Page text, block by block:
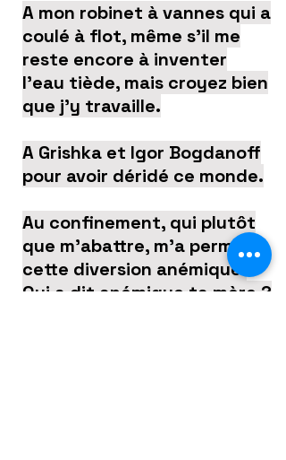
A mon robinet à vannes qui a
coulé à flot, même s’il me
reste encore à inventer
l’eau tiède, mais croyez bien
que j’y travaille.
A Grishka et Igor Bogdanoff
pour avoir déridé ce monde.
Au confinement, qui plutôt
que m’abattre, m’a permis
cette diversion anémique.
Qui a dit anémique ta mère ?